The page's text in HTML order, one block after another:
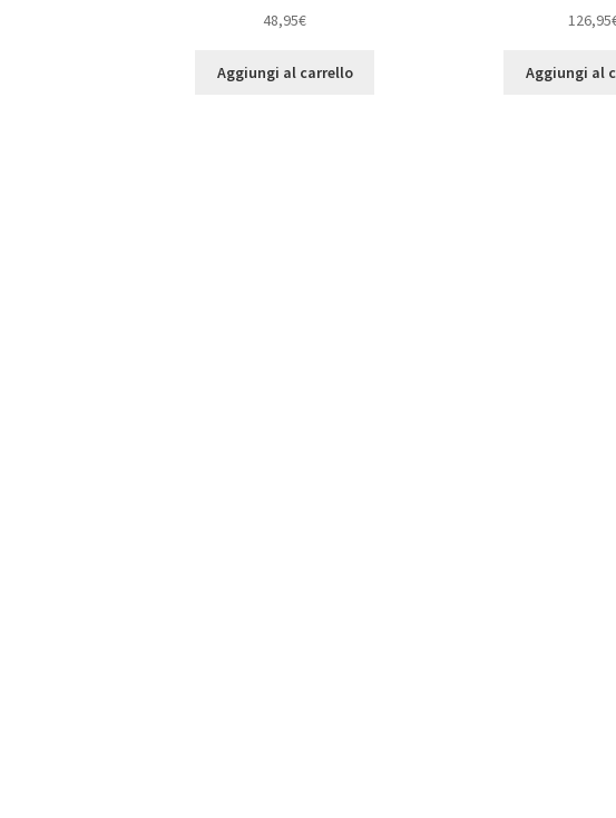
48,95€
Aggiungi al carrello
126,95
Aggiungi al